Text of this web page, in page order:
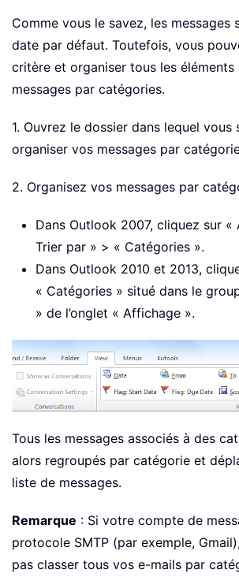
Comme vous le savez, les messages
date par défaut. Toutefois, vous
critère et organiser tous les
messages par catégories.
1. Ouvrez le dossier dans lequel vous
organiser vos messages par
2. Organisez vos messages par
Dans Outlook 2007, cliquez sur
Trier par » > « Catégories ».
Dans Outlook 2010 et 2013,
« Catégories » situé dans le
» de l’onglet « Affichage ».
Tous les messages associés à des
alors regroupés par catégorie et
liste de messages.
Remarque : Si votre compte de
protocole SMTP (par exemple,
pas classer tous vos e-mails par